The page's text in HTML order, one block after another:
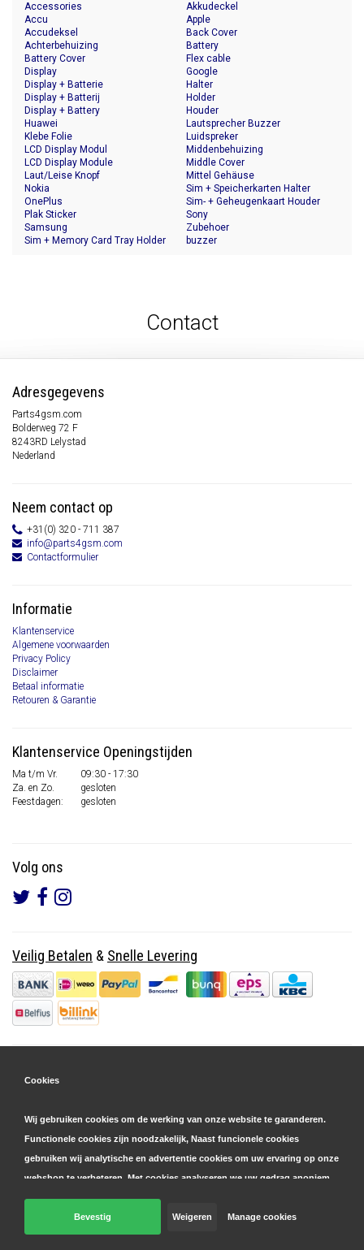
Accessories
Accu
Accudeksel
Achterbehuizing
Akkudeckel
Apple
Back Cover
Battery
Battery Cover
Display
Display + Batterie
Display + Batterij
Display + Battery
Flex cable
Google
Halter
Holder
Houder
Huawei
Klebe Folie
LCD Display Modul
LCD Display Module
Laut/Leise Knopf
Lautsprecher Buzzer
Luidspreker
Middenbehuizing
Middle Cover
Mittel Gehäuse
Nokia
OnePlus
Plak Sticker
Samsung
Sim + Memory Card Tray Holder
Sim + Speicherkarten Halter
Sim- + Geheugenkaart Houder
Sony
Zubehoer
buzzer
Contact
Adresgegevens
Parts4gsm.com
Bolderweg 72 F
8243RD Lelystad
Nederland
Neem contact op
+31(0) 320 - 711 387
info@parts4gsm.com
Contactformulier
Informatie
Klantenservice
Algemene voorwaarden
Privacy Policy
Disclaimer
Betaal informatie
Retouren & Garantie
Klantenservice Openingstijden
Ma t/m Vr.
09:30 - 17:30
Za. en Zo.
gesloten
Feestdagen:
gesloten
Volg ons
Veilig Betalen & Snelle Levering
© Copyright 2026 Parts4GSM - Design byWebdinge.nl
Cookies
Wij gebruiken cookies om de werking van onze website te garanderen.
Functionele cookies zijn noodzakelijk, Naast funcionele cookies
gebruiken wij analytische en advertentie cookies om uw ervaring op onze
webshop te verbeteren. Met cookies analyseren we uw gedrag anoniem,
zowel binnen als buiten onze website, om onze diensten te
personaliseren en advertenties te tonen. Lees hier meer over in onze
cookie- en privacyverklaring. Klik op 'bevestigen' om akkoord te gaan
Bevestig Weigeren Manage cookies